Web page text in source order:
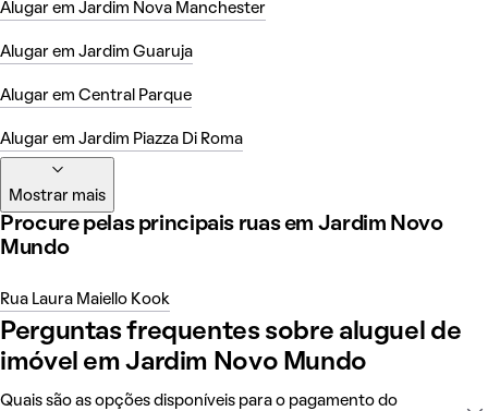
Alugar em Jardim Nova Manchester
Alugar em Jardim Guaruja
Alugar em Central Parque
Alugar em Jardim Piazza Di Roma
Mostrar mais
Procure pelas principais ruas em Jardim Novo
Mundo
Rua Laura Maiello Kook
Perguntas frequentes sobre aluguel de
imóvel em Jardim Novo Mundo
Quais são as opções disponíveis para o pagamento do